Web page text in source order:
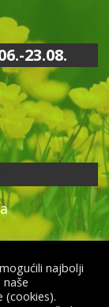
23.08.
najbolji
(cookies).